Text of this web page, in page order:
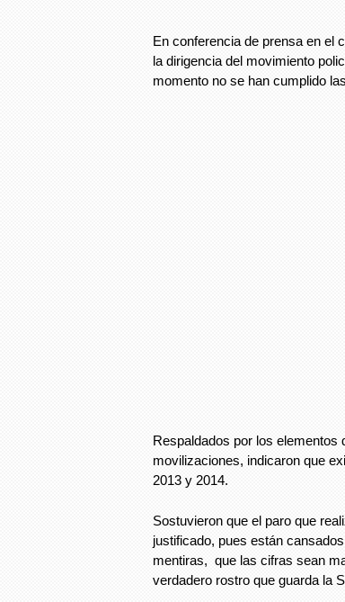
En conferencia de prensa en el
la dirigencia del movimiento
momento no se han cumplido
Respaldados por los elementos
movilizaciones, indicaron que
2013 y 2014.
Sostuvieron que el paro que
justificado, pues están
mentiras, que las cifras sean
verdadero rostro que guarda la